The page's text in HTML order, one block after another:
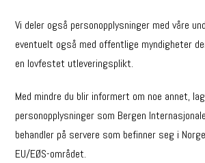
Vi deler også personopplysninger med våre
eventuelt også med offentlige myndigheter
en lovfestet utleveringsplikt.
Med mindre du blir informert om noe annet,
personopplysninger som Bergen
behandler på servere som befinner seg i
EU/EØS-området.